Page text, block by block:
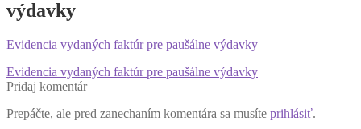
výdavky
Evidencia vydaných faktúr pre paušálne výdavky
Navigácia
v
článku
Predchádzajúci
článok:
Evidencia vydaných faktúr pre paušálne výdavky
Pridaj komentár
Prepáčte, ale pred zanechaním komentára sa musíte prihlásiť.